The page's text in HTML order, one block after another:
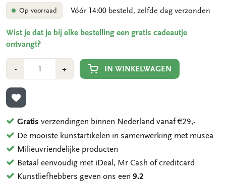
Op voorraad Vóór 14:00 besteld, zelfde dag verzonden
Wist je dat je bij elke bestelling een gratis cadeautje
ontvangt?
-Min
1
+Plus
1
IN WINKELWAGEN
TOEVOEGEN AAN VERLANGLIJST
Gratis verzendingen binnen Nederland vanaf €29,-
De mooiste kunstartikelen in samenwerking met musea
Milieuvriendelijke producten
Betaal eenvoudig met iDeal, Mr Cash of creditcard
Kunstliefhebbers geven ons een9.2